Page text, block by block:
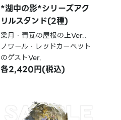
*湖中の影*シリーズアク
リルスタンド(2種)
梁月・青瓦の屋根の上Ver.、
ノワール・レッドカーペット
のゲストVer.
各2,420円(税込)